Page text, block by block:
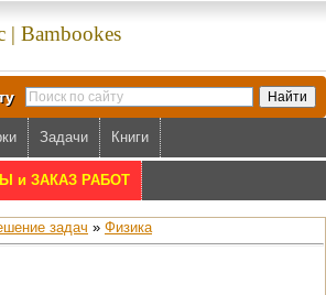
| Bambookes
Задачи Книги
и ЗАКАЗ РАБОТ
задач » Физика